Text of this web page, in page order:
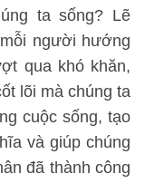
ta sống? Lẽ
người hướng
qua khó khăn,
lõi mà chúng ta
cuộc sống, tạo
và giúp chúng
đã thành công